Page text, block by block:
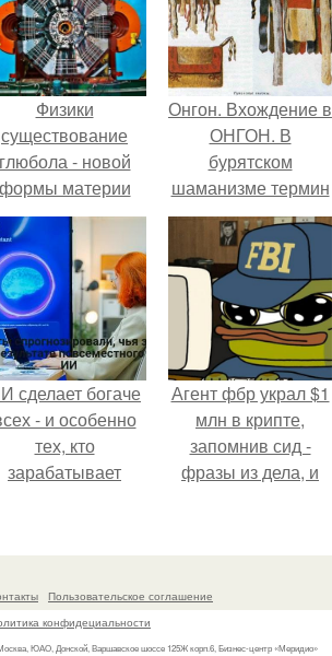
Физики
существование
глюбола - новой
формы материи
подтвердили.
Онгон. Вхождение в
ОНГОН. В
бурятском
шаманизме термин
онгон означает
"Божество, дух".
сделает богаче
- и особенно
тех, кто
зарабатывает
Агент фбр украл $1
млн в крипте,
запомнив сид -
фразы из дела, и
потратить.
Пользовательское соглашение
конфидециальности
ЮАО, Донской, Варшавское шоссе 125Ж корп.6, Бизнес-центр «Меридио»